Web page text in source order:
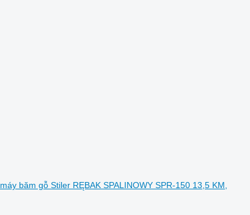
máy băm gỗ Stiler RĘBAK SPALINOWY SPR-150 13,5 KM,